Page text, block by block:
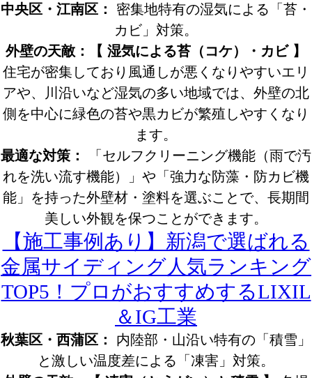
中央区・江南区：
密集地特有の湿気による「苔・
カビ」対策。
外壁の天敵：【 湿気による苔（コケ）・カビ 】
住宅が密集しており風通しが悪くなりやすいエリ
アや、川沿いなど湿気の多い地域では、外壁の北
側を中心に緑色の苔や黒カビが繁殖しやすくなり
ます。
最適な対策：
「セルフクリーニング機能（雨で汚
れを洗い流す機能）」や「強力な防藻・防カビ機
能」を持った外壁材・塗料を選ぶことで、長期間
美しい外観を保つことができます。
【施工事例あり】新潟で選ばれる
金属サイディング人気ランキング
TOP5！プロがおすすめするLIXIL
＆IG工業
秋葉区・西蒲区：
内陸部・山沿い特有の「積雪」
と激しい温度差による「凍害」対策。